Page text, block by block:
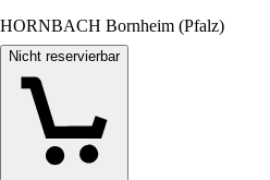
HORNBACH Bornheim (Pfalz)
Nicht reservierbar